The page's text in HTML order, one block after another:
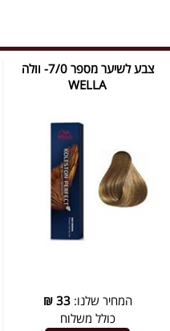
צבע לשיער מספר 7/0- וולה
WELLA
המחיר שלנו:33
₪
כולל משלוח